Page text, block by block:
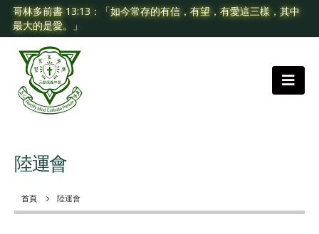
哥林多前書 13:13：「如今常存的有信，有望，有愛這三樣，其中
最大的是愛。」
首頁 陸運會
陸運會